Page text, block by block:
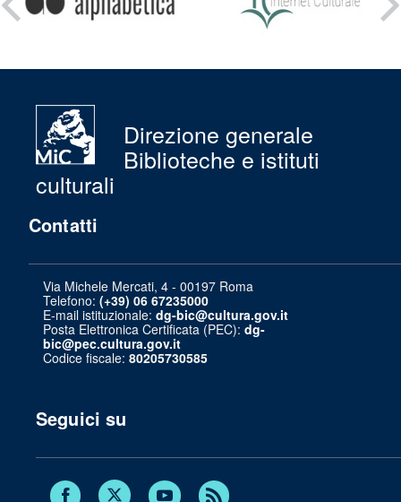
Direzione generale
Biblioteche e istituti
culturali
Contatti
Via Michele Mercati, 4 - 00197 Roma
Telefono: (+39) 06 67235000
E-mail istituzionale: dg-bic@cultura.gov.it
Posta Elettronica Certificata (PEC): dg-
bic@pec.cultura.gov.it
Codice fiscale: 80205730585
Seguici su
Facebook Twitter Youtube